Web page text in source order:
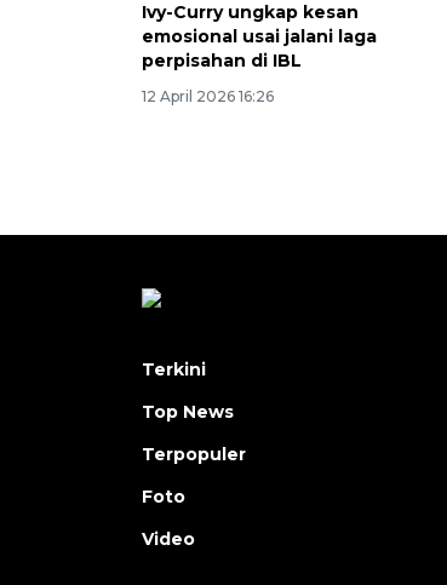
Ivy-Curry ungkap kesan
emosional usai jalani laga
perpisahan di IBL
12 April 2026 16:26
Terkini
Top News
Terpopuler
Foto
Video